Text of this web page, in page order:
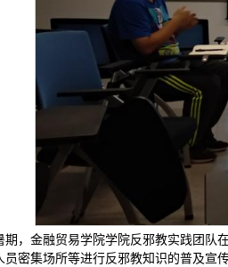
期，金融贸易学院学院反邪教实践团队
员密集场所等进行反邪教知识的普及宣